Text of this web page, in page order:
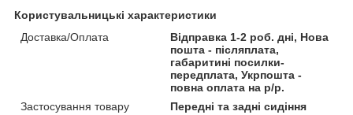
Користувальницькі характеристики
Доставка/Оплата
Відправка 1-2 роб. дні, Нова
пошта - післяплата,
габаритині посилки-
передплата, Укрпошта -
повна оплата на р/р.
Застосування товару
Передні та задні сидіння